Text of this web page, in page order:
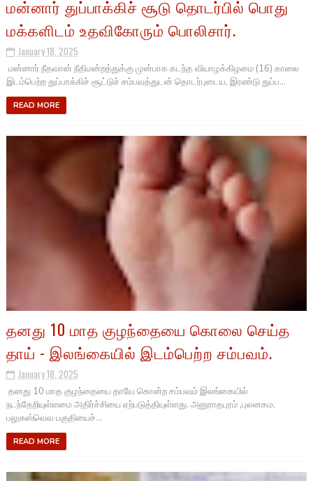
மன்னார் துப்பாக்கிச் சூடு தொடர்பில் பொது
மக்களிடம் உதவிகோரும் பொலிசார்.
January 18, 2025
மன்னார் நீதவான் நீதிமன்றத்துக்கு முன்பாக கடந்த வியாழக்கிழமை (16) காலை
இடம்பெற்ற துப்பாக்கிச் சூட்டுச் சம்பவத்துடன் தொடர்புடைய, இரண்டு துப்ப...
READ MORE
தனது 10 மாத குழந்தையை கொலை செய்த
தாய் - இலங்கையில் இடம்பெற்ற சம்பவம்.
January 18, 2025
தனது 10 மாத குழந்தையை தாயே கொன்ற சம்பவம் இலங்கையில்
நடந்தேறியுள்ளமை அதிர்ச்சியை ஏற்படுத்தியுள்ளது. அனுராதபுரம் ,புலனகம,
பலுகஸ்வெவ பகுதியைச்...
READ MORE